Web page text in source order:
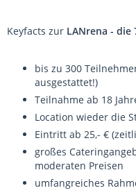
Keyfacts zur LANrena - die
bis zu 300
ausgestattet!)
Teilnahme ab 18
Location wieder die
Eintritt ab 25,- €
großes
moderaten Preisen
umfangreiches